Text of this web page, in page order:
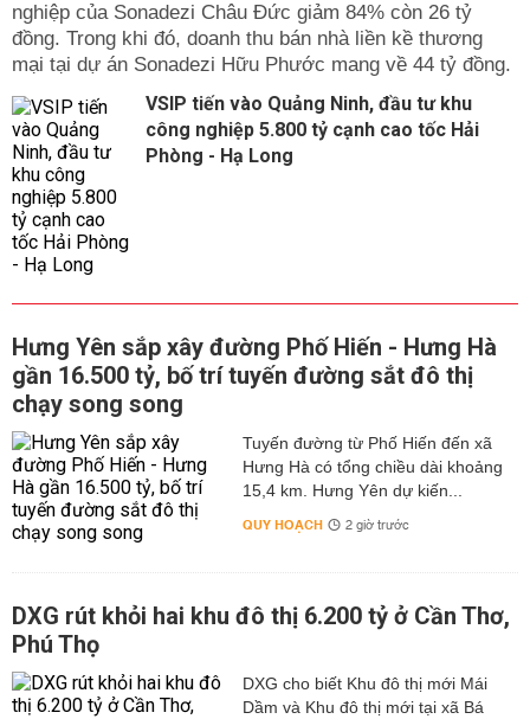
nghiệp của Sonadezi Châu Đức giảm 84% còn 26 tỷ
đồng. Trong khi đó, doanh thu bán nhà liền kề thương
mại tại dự án Sonadezi Hữu Phước mang về 44 tỷ đồng.
VSIP tiến vào Quảng Ninh, đầu tư khu
công nghiệp 5.800 tỷ cạnh cao tốc Hải
Phòng - Hạ Long
Hưng Yên sắp xây đường Phố Hiến - Hưng Hà
gần 16.500 tỷ, bố trí tuyến đường sắt đô thị
chạy song song
Tuyến đường từ Phố Hiến đến xã
Hưng Hà có tổng chiều dài khoảng
15,4 km. Hưng Yên dự kiến...
QUY HOẠCH 2 giờ trước
DXG rút khỏi hai khu đô thị 6.200 tỷ ở Cần Thơ,
Phú Thọ
DXG cho biết Khu đô thị mới Mái
Dầm và Khu đô thị mới tại xã Bá